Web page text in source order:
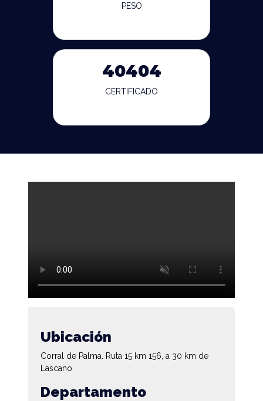
PESO
40404
CERTIFICADO
Ubicación
Corral de Palma. Ruta 15 km 156, a 30 km de
Lascano
Departamento